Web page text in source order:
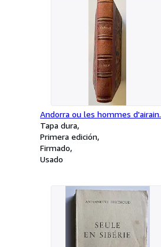
Andorra ou les hommes d'airain.
Tapa dura
Primera edición
Firmado
Usado